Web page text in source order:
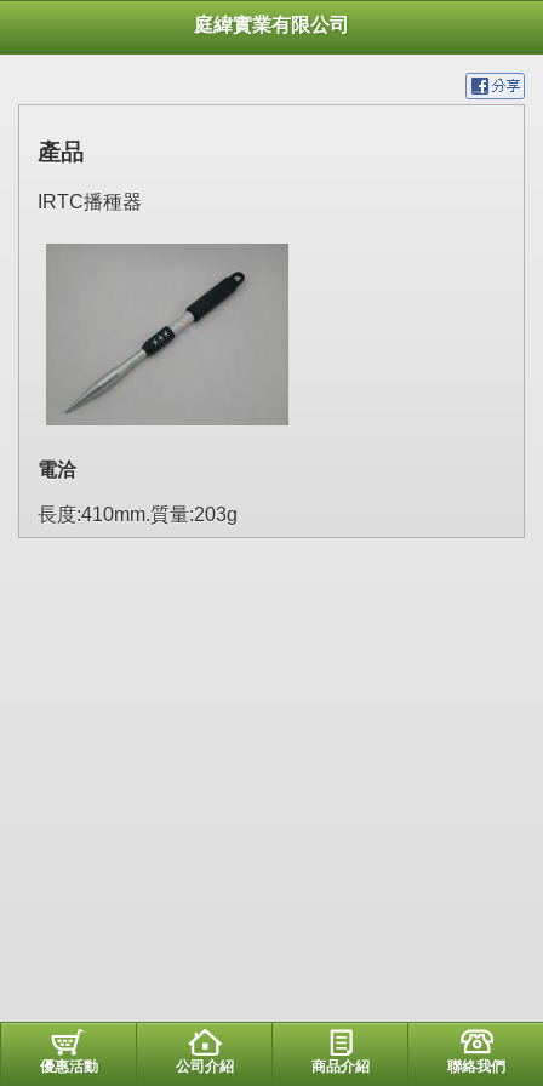
庭緯實業有限公司
產品
IRTC播種器
電洽
長度:410mm.質量:203g
優惠活動 公司介紹 商品介紹 聯絡我們